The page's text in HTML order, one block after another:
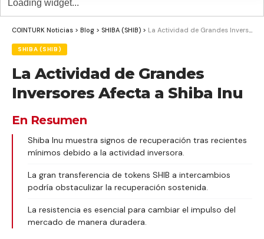
COINTURK Noticias > Blog > SHIBA (SHIB) > La Actividad de Grandes Inversores Afecta a Shiba Inu
SHIBA (SHIB)
La Actividad de Grandes
Inversores Afecta a Shiba Inu
En Resumen
Shiba Inu muestra signos de recuperación tras recientes
mínimos debido a la actividad inversora.
La gran transferencia de tokens SHIB a intercambios
podría obstaculizar la recuperación sostenida.
La resistencia es esencial para cambiar el impulso del
mercado de manera duradera.